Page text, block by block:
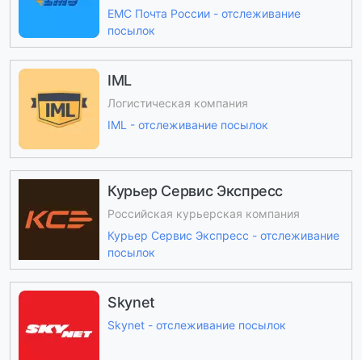
ЕМС Почта России - отслеживание
посылок
IML
Логистическая компания
IML - отслеживание посылок
Курьер Сервис Экспресс
Российская курьерская компания
Курьер Сервис Экспресс - отслеживание
посылок
Skynet
Skynet - отслеживание посылок